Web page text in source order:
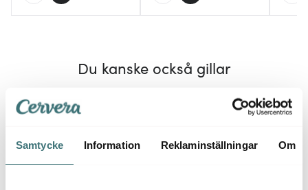
Samtycke Information Reklaminställningar Om
Du kanske också gillar